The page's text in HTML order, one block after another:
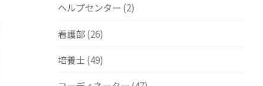
ヘルプセンター (2)
看護部(26)
培養士(49)